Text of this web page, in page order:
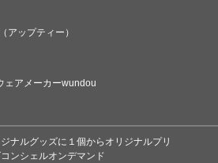
アップティー）
ェアメーカーwundou
ナルグッズに１個からオリジナルプリ
ンシェルオンデマンド